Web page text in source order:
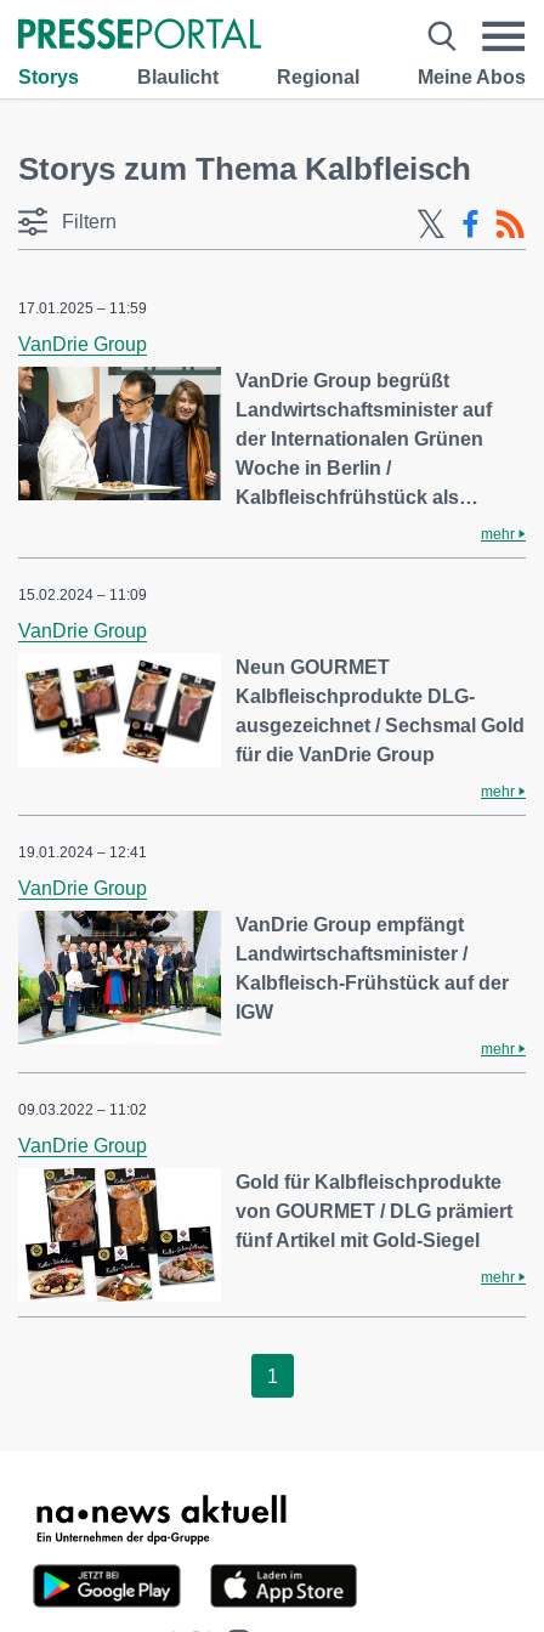
Storys Blaulicht Regional Meine Abos
Storys zum Thema Kalbfleisch
Filtern
17.01.2025 – 11:59
VanDrie Group
VanDrie Group begrüßt
Landwirtschaftsminister auf
der Internationalen Grünen
Woche in Berlin /
Kalbfleischfrühstück als…
mehr
15.02.2024 – 11:09
VanDrie Group
Neun GOURMET
Kalbfleischprodukte DLG-
ausgezeichnet / Sechsmal Gold
für die VanDrie Group
mehr
19.01.2024 – 12:41
VanDrie Group
VanDrie Group empfängt
Landwirtschaftsminister /
Kalbfleisch-Frühstück auf der
IGW
mehr
09.03.2022 – 11:02
VanDrie Group
Gold für Kalbfleischprodukte
von GOURMET / DLG prämiert
fünf Artikel mit Gold-Siegel
mehr
1